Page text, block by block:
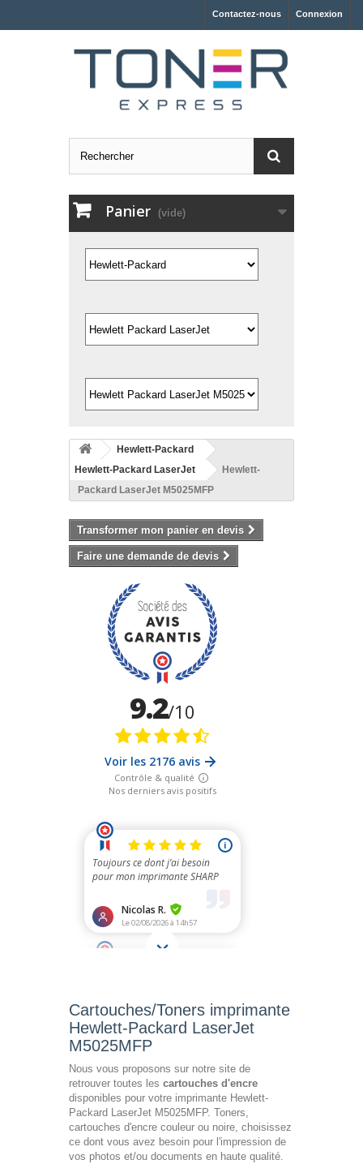
Connexion
Contactez-nous
Panier (vide)
Hewlett-Packard
Hewlett-Packard LaserJet
Hewlett-
Packard LaserJet M5025MFP
Transformer mon panier en devis
Faire une demande de devis
Cartouches/Toners imprimante
Hewlett-Packard LaserJet
M5025MFP
Nous vous proposons sur notre site de
retrouver toutes les cartouches d'encre
disponibles pour votre imprimante Hewlett-
Packard LaserJet M5025MFP. Toners,
cartouches d'encre couleur ou noire, choisissez
ce dont vous avez besoin pour l'impression de
vos photos et/ou documents en haute qualité.